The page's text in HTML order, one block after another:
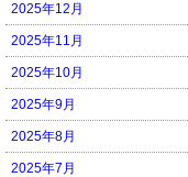
2025年12月
2025年11月
2025年10月
2025年9月
2025年8月
2025年7月